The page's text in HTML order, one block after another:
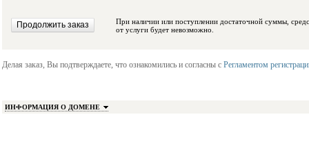
При наличии или поступлении достаточной суммы, средства будут
от услуги будет невозможно.
Делая заказ, Вы подтверждаете, что ознакомились и согласны с Регламентом
ИНФОРМАЦИЯ О ДОМЕНЕ